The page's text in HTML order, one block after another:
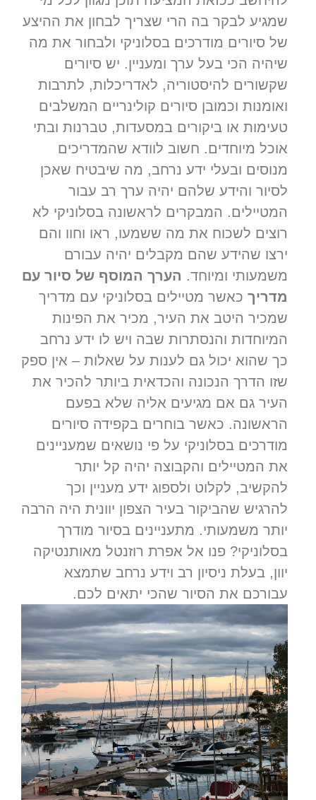
שמגיע לבקר בה הרי שצריך לבחון את ההיצע
של סיורים מודרכים בסלוניקי ולבחור את מה
שיהיה הכי בעל ערך ומעניין. יש סיורים
שקשורים להיסטוריה, לאדריכלות, לתרבות
ואומנות וכמובן סיורים קולינריים המשלבים
טעימות או ביקורים במסעדות, טברנות ובתי
אוכל מיוחדים. חשוב לוודא שהמדריכים
מנוסים ובעלי ידע נרחב, מה שיבטיח שאכן
לסיור והידע שלהם יהיה ערך רב עבור
המטיילים. המבקרים לראשונה בסלוניקי לא
רוצים לשכוח את מה ששמעו, ראו וחוו והם
ירצו שהידע שהם מקבלים יהיה עבורם
משמעותי ומיוחד. הערך המוסף של סיור עם
מדריך כאשר מטיילים בסלוניקי עם מדריך
שמכיר היטב את העיר, מכיר את הפינות
המיוחדות והנסתרות שבה ויש לו ידע נרחב
כך שהוא יכול גם לענות על שאלות – אין ספק
שזו הדרך הנכונה והכדאית ביותר להכיר את
העיר גם אם מגיעים אליה שלא בפעם
הראשונה. כאשר בוחרים בקפידה סיורים
מודרכים בסלוניקי על פי נושאים שמעניינים
את המטיילים והקבוצה יהיה קל יותר
להקשיב, לקלוט ולספוג ידע מעניין וכך
להרגיש שהביקור בעיר הצפון יוונית היה הרבה
יותר משמעותי. מתעניינים בסיור מודרך
בסלוניקי? פנו אל אפרת רוזנטל מאותנטיקה
יוון, בעלת ניסיון רב וידע נרחב שתמצא
עבורכם את הסיור שהכי יתאים לכם.